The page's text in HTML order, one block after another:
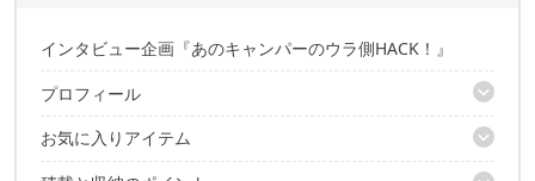
インタビュー企画『あのキャンパーのウラ側HACK！』
プロフィール
自己紹介をお願いします！
お気に入りアイテム